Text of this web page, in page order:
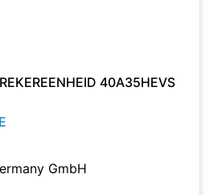
40A35HEVS
GmbH